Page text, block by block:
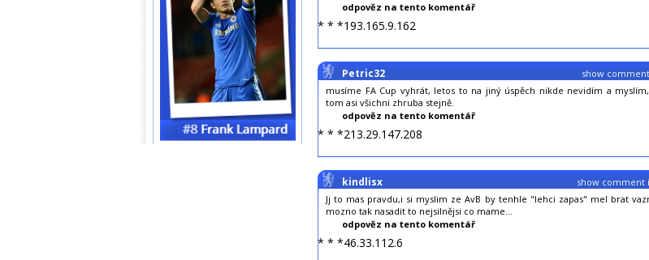
odpověz na tento komentář
* * *193.165.9.162
show
Petric32
musíme FA Cup vyhrát, letos to na jiný úspěch nikde nevidím a
tom asi všichni zhruba stejně.
odpověz na tento komentář
* * *213.29.147.208
show comment
kindlisx
Jj to mas pravdu,i si myslim ze AvB by tenhle "lehci zapas" mel brat
mozno tak nasadit to nejsilnějsi co mame...
odpověz na tento komentář
* * *46.33.112.6